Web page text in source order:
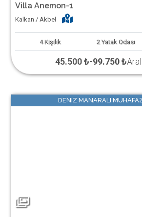
Villa Anemon-1
Kalkan / Akbel
4 Kişilik 2 Yatak Odası
45.500 ₺-99.750 ₺
DENIZ MANARALI